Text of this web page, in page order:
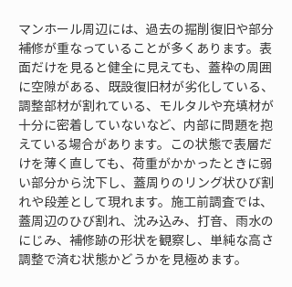
マンホール周辺には、過去の掘削復旧や部分
補修が重なっていることが多くあります。表
面だけを見ると健全に見えても、蓋枠の周囲
に空隙がある、既設復旧材が劣化している、
調整部材が割れている、モルタルや充填材が
十分に密着していないなど、内部に問題を抱
えている場合があります。この状態で表層だ
けを薄く直しても、荷重がかかったときに弱
い部分から沈下し、蓋周りのリング状ひび割
れや段差として現れます。施工前調査では、
蓋周辺のひび割れ、沈み込み、打音、雨水の
にじみ、補修跡の形状を観察し、単純な高さ
調整で済む状態かどうかを見極めます。